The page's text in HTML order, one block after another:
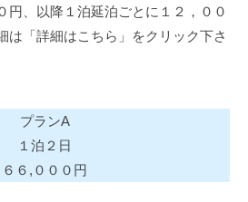
円、以降１泊延泊ごとに１２，００
は「詳細はこちら」をクリック下さ
プランA
１泊２日
６６,０００円